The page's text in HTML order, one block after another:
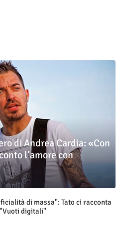
di Andrea Cardia: «Con
l’amore con
di massa": Tato ci racconta
digitali"